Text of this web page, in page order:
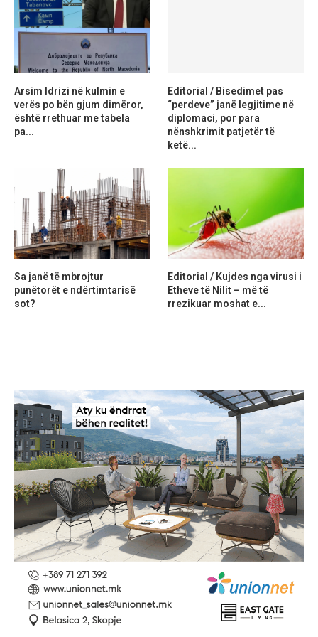
Arsim Idrizi në kulmin e
verës po bën gjum dimëror,
është rrethuar me tabela
pa...
Editorial / Bisedimet pas
“perdeve” janë legjitime në
diplomaci, por para
nënshkrimit patjetër të
ketë...
Sa janë të mbrojtur
punëtorët e ndërtimtarisë
sot?
Editorial / Kujdes nga virusi i
Etheve të Nilit – më të
rrezikuar moshat e...